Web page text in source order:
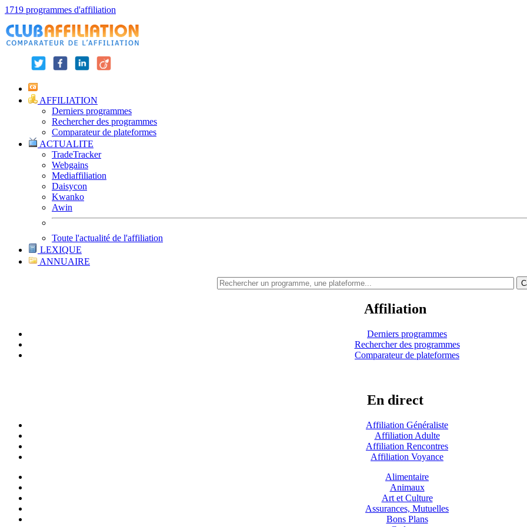
1719 programmes d'affiliation
AFFILIATION
Derniers programmes
Rechercher des programmes
Comparateur de plateformes
ACTUALITE
TradeTracker
Webgains
Mediaffiliation
Daisycon
Kwanko
Awin
Toute l'actualité de l'affiliation
LEXIQUE
ANNUAIRE
Affiliation
Derniers programmes
Rechercher des programmes
Comparateur de plateformes
En direct
Affiliation Généraliste
Affiliation Adulte
Affiliation Rencontres
Affiliation Voyance
Alimentaire
Animaux
Art et Culture
Assurances, Mutuelles
Bons Plans